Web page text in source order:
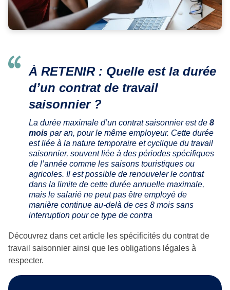
À RETENIR : Quelle est la durée
d’un contrat de travail
saisonnier ?
La durée maximale d’un contrat saisonnier est de 8
mois par an, pour le même employeur. Cette durée
est liée à la nature temporaire et cyclique du travail
saisonnier, souvent liée à des périodes spécifiques
de l’année comme les saisons touristiques ou
agricoles. Il est possible de renouveler le contrat
dans la limite de cette durée annuelle maximale,
mais le salarié ne peut pas être employé de
manière continue au-delà de ces 8 mois sans
interruption pour ce type de contra
Découvrez dans cet article les spécificités du contrat de
travail saisonnier ainsi que les obligations légales à
respecter.